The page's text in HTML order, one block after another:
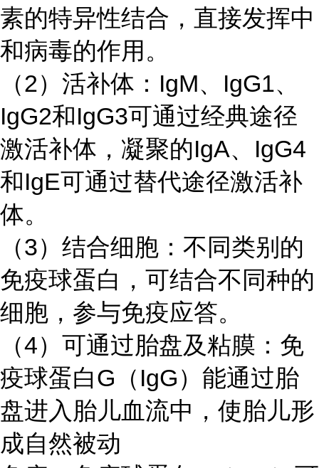
素的特异性结合，直接发挥中
和病毒的作用。
（2）活补体：IgM、IgG1、
IgG2和IgG3可通过经典途径
激活补体，凝聚的IgA、IgG4
和IgE可通过替代途径激活补
体。
（3）结合细胞：不同类别的
免疫球蛋白，可结合不同种的
细胞，参与免疫应答。
（4）可通过胎盘及粘膜：免
疫球蛋白G（IgG）能通过胎
盘进入胎儿血流中，使胎儿形
成自然被动